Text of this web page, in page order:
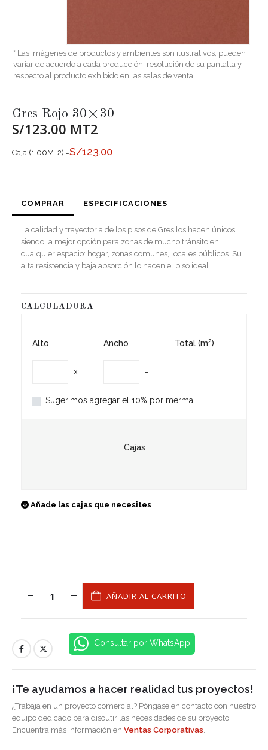
* Las imágenes de productos y ambientes son ilustrativos, pueden
variar de acuerdo a cada producción, resolución de su pantalla y
respecto al producto exhibido en las salas de venta.
Gres Rojo 30×30
S/123.00 MT2
Caja (1.00MT2) =S/123.00
COMPRAR ESPECIFICACIONES
La calidad y trayectoria de los pisos de Gres los hacen únicos
siendo la mejor opción para zonas de mucho tránsito en
cualquier espacio: hogar, zonas comunes, locales públicos. Su
alta resistencia y baja absorción lo hacen el piso ideal.
CALCULADORA
Alto Ancho Total (m2)
x =
Sugerimos agregar el 10% por merma
Cajas
Añade las cajas que necesites
AÑADIR AL CARRITO
Consultar por WhatsApp
¡Te ayudamos a hacer realidad tus proyectos!
¿Trabaja en un proyecto comercial? Póngase en contacto con nuestro
equipo dedicado para discutir las necesidades de su proyecto.
Encuentra más información en Ventas Corporativas.